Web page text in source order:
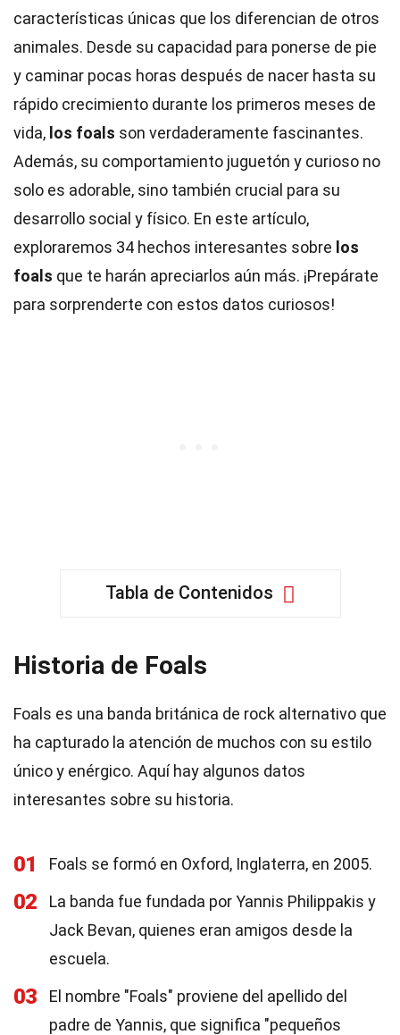
características únicas que los diferencian de otros
animales. Desde su capacidad para ponerse de pie
y caminar pocas horas después de nacer hasta su
rápido crecimiento durante los primeros meses de
vida, los foals son verdaderamente fascinantes.
Además, su comportamiento juguetón y curioso no
solo es adorable, sino también crucial para su
desarrollo social y físico. En este artículo,
exploraremos 34 hechos interesantes sobre los
foals que te harán apreciarlos aún más. ¡Prepárate
para sorprenderte con estos datos curiosos!
Tabla de Contenidos
Historia de Foals
Foals es una banda británica de rock alternativo que
ha capturado la atención de muchos con su estilo
único y enérgico. Aquí hay algunos datos
interesantes sobre su historia.
01 Foals se formó en Oxford, Inglaterra, en 2005.
02
La banda fue fundada por Yannis Philippakis y
Jack Bevan, quienes eran amigos desde la
escuela.
03
El nombre "Foals" proviene del apellido del
padre de Yannis, que significa "pequeños